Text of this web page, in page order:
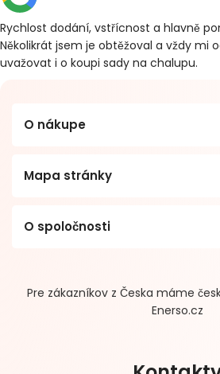
Rychlost dodání, vstřícnost a hlavně
Několikrát jsem je obtěžoval a vždy mi
uvažovat i o koupi sady na chalupu.
O nákupe
Mapa stránky
O spoločnosti
Pre zákazníkov z Česka máme
Enerso.cz